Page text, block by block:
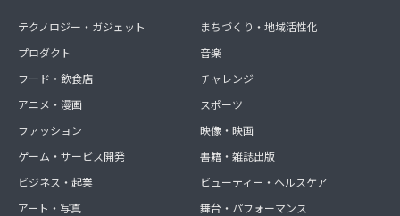
テクノロジー・ガジェット
プロダクト
フード・飲食店
アニメ・漫画
ファッション
ゲーム・サービス開発
ビジネス・起業
アート・写真
まちづくり・地域活性化
音楽
チャレンジ
スポーツ
映像・映画
書籍・雑誌出版
ビューティー・ヘルスケア
舞台・パフォーマンス